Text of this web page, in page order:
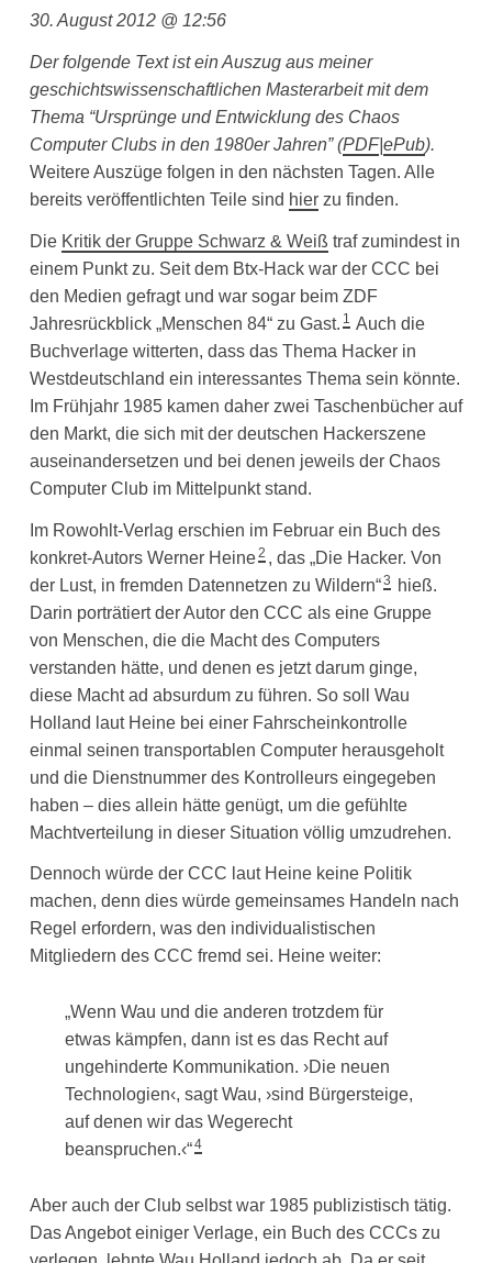
30. August 2012 @ 12:56
Der folgende Text ist ein Auszug aus meiner
geschichtswissenschaftlichen Masterarbeit mit dem
Thema “Ursprünge und Entwicklung des Chaos
Computer Clubs in den 1980er Jahren”(PDF|ePub).
Weitere Auszüge folgen in den nächsten Tagen. Alle
bereits veröffentlichten Teile sind hierzu finden.
Die Kritik der Gruppe Schwarz & Weiß traf zumindest in
einem Punkt zu. Seit dem Btx-Hack war der CCC bei
den Medien gefragt und war sogar beim ZDF
Jahresrückblick „Menschen 84“ zu Gast. 1 Auch die
Buchverlage witterten, dass das Thema Hacker in
Westdeutschland ein interessantes Thema sein könnte.
Im Frühjahr 1985 kamen daher zwei Taschenbücher auf
den Markt, die sich mit der deutschen Hackerszene
auseinandersetzen und bei denen jeweils der Chaos
Computer Club im Mittelpunkt stand.
Im Rowohlt-Verlag erschien im Februar ein Buch des
konkret-Autors Werner Heine2 , das „Die Hacker. Von
der Lust, in fremden Datennetzen zu Wildern“3
hieß.
Darin porträtiert der Autor den CCC als eine Gruppe
von Menschen, die die Macht des Computers
verstanden hätte, und denen es jetzt darum ginge,
diese Macht ad absurdum zu führen. So soll Wau
Holland laut Heine bei einer Fahrscheinkontrolle
einmal seinen transportablen Computer herausgeholt
und die Dienstnummer des Kontrolleurs eingegeben
haben – dies allein hätte genügt, um die gefühlte
Machtverteilung in dieser Situation völlig umzudrehen.
Dennoch würde der CCC laut Heine keine Politik
machen, denn dies würde gemeinsames Handeln nach
Regel erfordern, was den individualistischen
Mitgliedern des CCC fremd sei. Heine weiter:
„Wenn Wau und die anderen trotzdem für
etwas kämpfen, dann ist es das Recht auf
ungehinderte Kommunikation. ›Die neuen
Technologien‹, sagt Wau, ›sind Bürgersteige,
auf denen wir das Wegerecht
beanspruchen.‹“4
Aber auch der Club selbst war 1985 publizistisch tätig.
Das Angebot einiger Verlage, ein Buch des CCCs zu